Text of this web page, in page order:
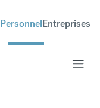
PersonnelEntreprises